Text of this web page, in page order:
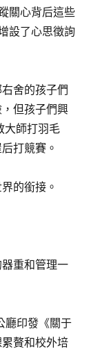
關心背后這些
設了心思徵詢
舍的孩子們
但孩子們興
大師打羽毛
打競賽。
的銜接。
重和管理一
廳印發《關于
贅和校外培